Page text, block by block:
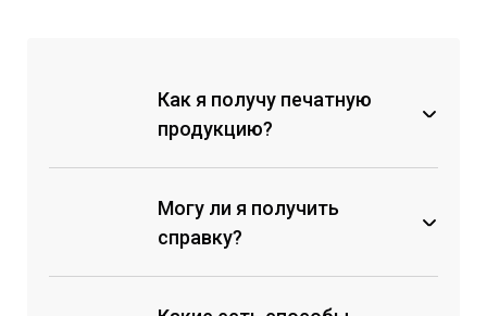
Как я получу печатную
продукцию?
Могу ли я получить
справку?